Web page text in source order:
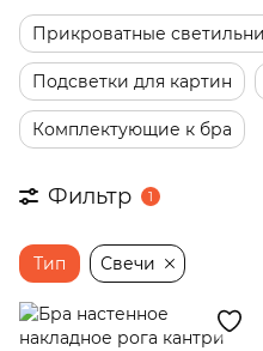
Прикроватные
Подсветки для картин
Комплектующие к бра
Фильтр 1
Тип Свечи